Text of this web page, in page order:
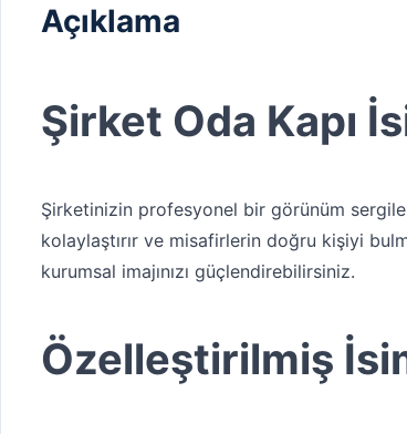
Açıklama
Şirket Oda Kapı
Şirketinizin profesyonel bir görünüm
kolaylaştırır ve misafirlerin doğru kişiyi
kurumsal imajınızı güçlendirebilirsiniz.
Özelleştirilmiş